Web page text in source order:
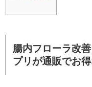
腸内フローラ改
プリが通販でお